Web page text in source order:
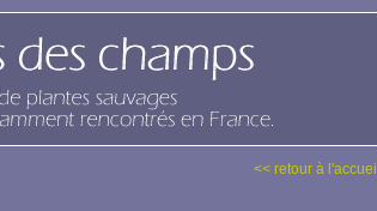
<< retour à l'accueil